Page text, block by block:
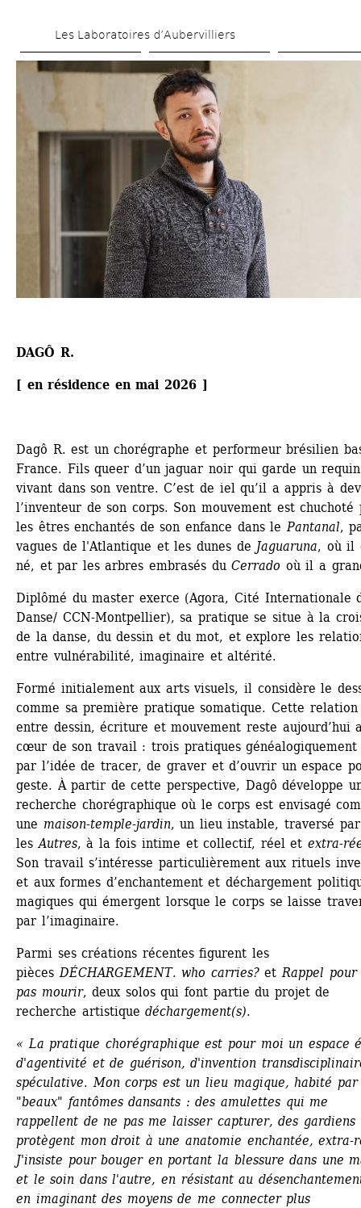
to
main
Les Laboratoires d’Aubervilliers
DAGÔ R.
[ en résidence en mai 2026 ]
Dagô R. est un chorégraphe et performeur brésilien
France. Fils queer d’un jaguar noir qui garde un requin
vivant dans son ventre. C’est de iel qu’il a appris à
l’inventeur de son corps. Son mouvement est chuchoté
les êtres enchantés de son enfance dans le Pantanal,
vagues de l'Atlantique et les dunes de Jaguaruna, où il
né, et par les arbres embrasés du Cerrado où il a
Diplômé du master exerce (Agora, Cité Internationale
Danse/ CCN-Montpellier), sa pratique se situe à la
de la danse, du dessin et du mot, et explore les
entre vulnérabilité, imaginaire et altérité.
Formé initialement aux arts visuels, il considère le
comme sa première pratique somatique. Cette relation
entre dessin, écriture et mouvement reste aujourd’hui
cœur de son travail : trois pratiques généalogiquement
par l’idée de tracer, de graver et d’ouvrir un espace
geste. À partir de cette perspective, Dagô développe
recherche chorégraphique où le corps est envisagé
une maison-temple-jardin, un lieu instable, traversé par
les Autres, à la fois intime et collectif, réel et extra-
Son travail s’intéresse particulièrement aux rituels
et aux formes d’enchantement et déchargement
magiques qui émergent lorsque le corps se laisse
par l’imaginaire.
Parmi ses créations récentes figurent les
pièces DÉCHARGEMENT. who carries?et Rappel pour
pas mourir, deux solos qui font partie du projet de
recherche artistique déchargement(s).
« La pratique chorégraphique est pour moi un espace
d'agentivité et de guérison, d'invention
spéculative. Mon corps est un lieu magique, habité par
"beaux" fantômes dansants : des amulettes qui me
rappellent de ne pas me laisser capturer, des gardiens
protègent mon droit à une anatomie enchantée, extra-
J'insiste pour bouger en portant la blessure dans une
et le soin dans l'autre, en résistant au
en imaginant des moyens de me connecter plus